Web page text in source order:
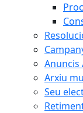
Anuncis
Arxiu
Seu